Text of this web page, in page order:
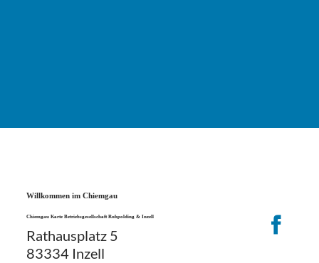
Willkommen im Chiemgau
Chiemgau Karte Betriebsgesellschaft Ruhpolding & Inzell
Rathausplatz 5
83334 Inzell